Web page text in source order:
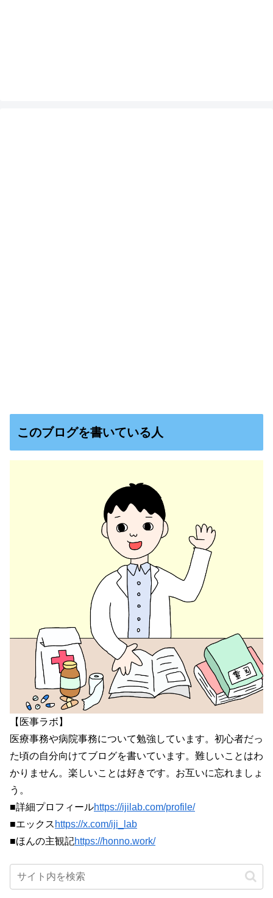
このブログを書いている人
【医事ラボ】
医療事務や病院事務について勉強しています。初心者だっ
た頃の自分向けてブログを書いています。難しいことはわ
かりません。楽しいことは好きです。お互いに忘れましょ
う。
■詳細プロフィールhttps://ijilab.com/profile/
■エックス https://x.com/iji_lab
■ほんの主観記https://honno.work/